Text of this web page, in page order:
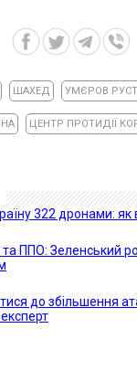
ШАХЕД УМЄРОВ
ЦЕНТР ПРОТИДІЇ
322 дронами:
та ППО: Зеленський
до збільшення